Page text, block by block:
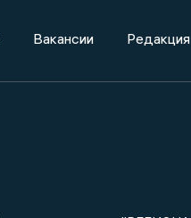
Вакансии Редакция